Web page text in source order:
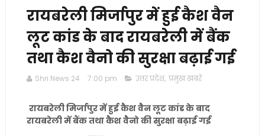
रायबरेली मिर्जापुर में हुई कैश वैन
लूट कांड के बाद रायबरेली में बैंक
तथा कैश वैनो की सुरक्षा बढ़ाई गई
Shri News 24 7:00 pm उत्तर प्रदेश, प्रमुख खबरें
रायबरेली मिर्जापुर में हुई कैश वैन लूट कांड के बाद
रायबरेली में बैंक तथा कैश वैनो की सुरक्षा बढ़ाई गई